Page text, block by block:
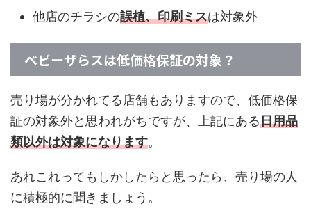
他店のチラシの誤植、印刷ミスは対象外
ベビーザらスは低価格保証の対象？
売り場が分かれてる店舗もありますので、低価格保
証の対象外と思われがちですが、上記にある日用品
類以外は対象になります。
あれこれってもしかしたらと思ったら、売り場の人
に積極的に聞きましょう。